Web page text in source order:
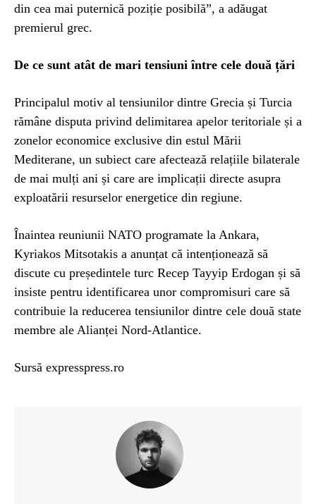
din cea mai puternică poziție posibilă”, a adăugat
premierul grec.
De ce sunt atât de mari tensiuni între cele două țări
Principalul motiv al tensiunilor dintre Grecia și Turcia
rămâne disputa privind delimitarea apelor teritoriale și a
zonelor economice exclusive din estul Mării
Mediterane, un subiect care afectează relațiile bilaterale
de mai mulți ani și care are implicații directe asupra
exploatării resurselor energetice din regiune.
Înaintea reuniunii NATO programate la Ankara,
Kyriakos Mitsotakis a anunțat că intenționează să
discute cu președintele turc Recep Tayyip Erdogan și să
insiste pentru identificarea unor compromisuri care să
contribuie la reducerea tensiunilor dintre cele două state
membre ale Alianței Nord-Atlantice.
Sursă expresspress.ro